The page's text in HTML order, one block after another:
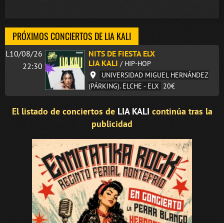
PRÓXIMOS CONCIERTOS DE LIA KALI
L10/08/26
22:30
NITS DE FIESTA ELX
LIA KALI / HIP-HOP
UNIVERSIDAD MIGUEL HERNÁNDEZ
(PÁRKING). ELCHE - ELX 20€
El listado de conciertos de LIA KALI continúa tras la
publicidad